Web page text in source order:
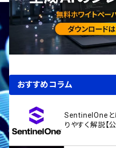
おすすめコラム
SentinelOneと
りやすく解説【